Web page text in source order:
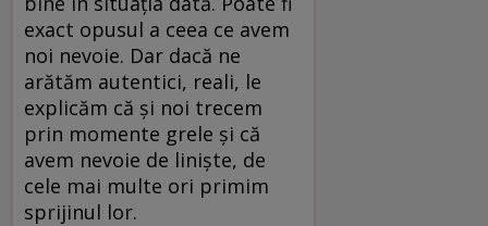
exact opusul a ceea ce avem
noi nevoie. Dar dacă ne
arătăm autentici, reali, le
explicăm că și noi trecem
prin momente grele și că
avem nevoie de liniște, de
cele mai multe ori primim
sprijinul lor.